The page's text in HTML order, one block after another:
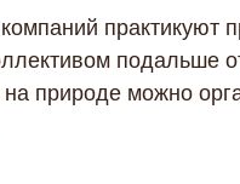
подальше
природе можно